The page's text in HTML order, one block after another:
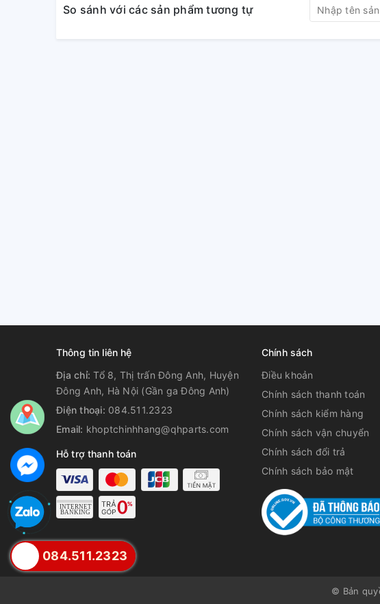
So sánh với các sản phẩm tương tự
Thông tin liên hệ
Địa chỉ:Tổ 8, Thị trấn Đông Anh, Huyện
Đông Anh, Hà Nội (Gần ga Đông Anh)
Điện thoại: 084.511.2323
Email: khoptchinhhang@qhparts.com
Hỗ trợ thanh toán
Chính sách
Điều khoản
Chính sách thanh toán
Chính sách kiểm hàng
Chính sách vận chuyển
Chính sách đổi trả
Chính sách bảo mật
© Bản
084.511.2323